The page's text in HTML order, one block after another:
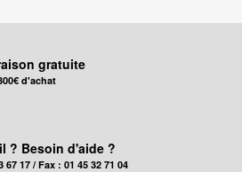
gratuite
d'achat
? Besoin d'aide ?
67 17 / Fax : 01 45 32 71 04